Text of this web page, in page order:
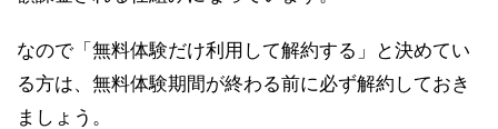
なので「無料体験だけ利用して解約する」と決めてい
る方は、無料体験期間が終わる前に必ず解約しておき
ましょう。